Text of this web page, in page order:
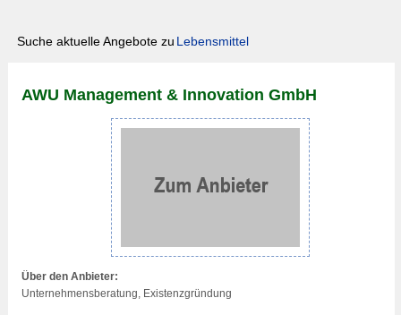
Suche aktuelle Angebote zuLebensmittel
AWU Management & Innovation GmbH
Über den Anbieter:
Unternehmensberatung, Existenzgründung